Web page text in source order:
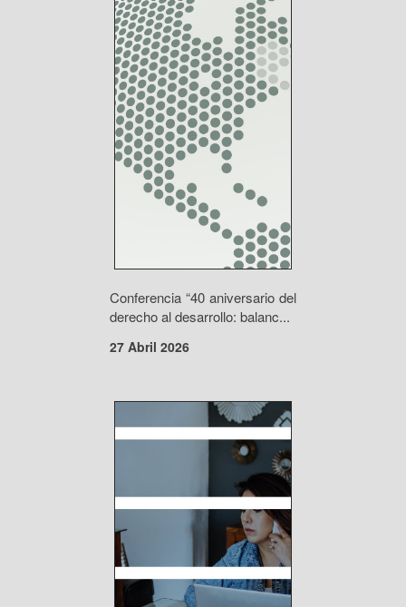
Conferencia “40 aniversario del
derecho al desarrollo: balanc...
27 Abril 2026